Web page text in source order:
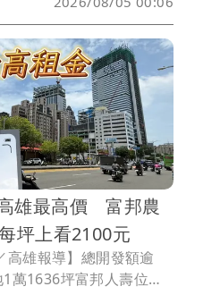
新北預售屋餘屋破1.8萬戶
3507戶賣壓最重五股土城去
破8成
地產王
學，建設經費10.7億
頃，國小有48班，115學
共計475人；非營利幼兒
公托3班學生60人，因
區，在台積電效應後吸
駐，而藍田國小校舍剛
引許多家長慕名而來，但
提醒並非高雄大學重劃區
國小，須屬藍田里才符合
中和里則為援中國小學
雄最高價 富邦農
坪上看2100元
高雄報導】總開發額逾
萬1636坪富邦人壽位於